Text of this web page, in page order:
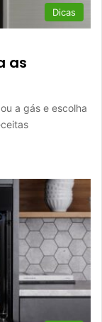
Dicas
as
a gás e escolha